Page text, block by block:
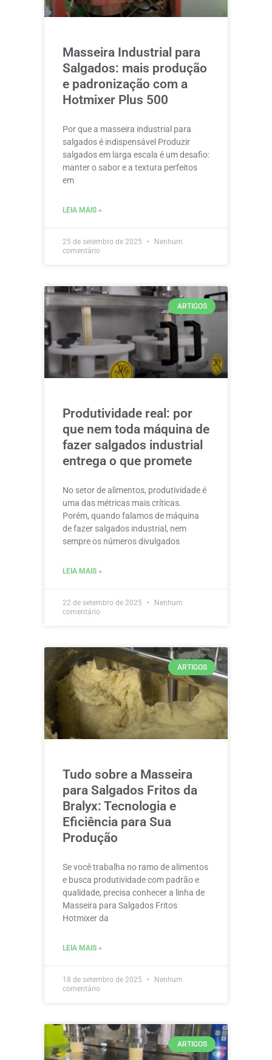
Masseira Industrial para
Salgados: mais produção
e padronização com a
Hotmixer Plus 500
Por que a masseira industrial para
salgados é indispensável Produzir
salgados em larga escala é um desafio:
manter o sabor e a textura perfeitos
em
LEIA MAIS »
25 de setembro de 2025
Nenhum
comentário
ARTIGOS
Produtividade real: por
que nem toda máquina de
fazer salgados industrial
entrega o que promete
No setor de alimentos, produtividade é
uma das métricas mais críticas.
Porém, quando falamos de máquina
de fazer salgados industrial, nem
sempre os números divulgados
LEIA MAIS »
22 de setembro de 2025
Nenhum
comentário
ARTIGOS
Tudo sobre a Masseira
para Salgados Fritos da
Bralyx: Tecnologia e
Eficiência para Sua
Produção
Se você trabalha no ramo de alimentos
e busca produtividade com padrão e
qualidade, precisa conhecer a linha de
Masseira para Salgados Fritos
Hotmixer da
LEIA MAIS »
18 de setembro de 2025
Nenhum
comentário
ARTIGOS